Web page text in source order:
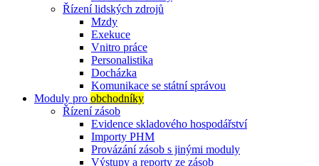
Řízení lidských zdrojů
Mzdy
Exekuce
Vnitro práce
Personalistika
Docházka
Komunikace se státní správou
Moduly pro obchodníky
Řízení zásob
Evidence skladového hospodářství
Importy PHM
Provázání zásob s jinými moduly
Výstupy a reporty ze zásob